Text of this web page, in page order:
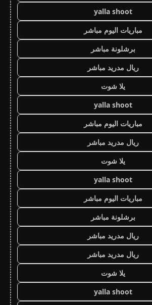
yalla shoot
مباريات اليوم مباشر
برشلونة مباشر
ريال مدريد مباشر
يلا شوت
yalla shoot
مباريات اليوم مباشر
ريال مدريد مباشر
يلا شوت
yalla shoot
مباريات اليوم مباشر
برشلونة مباشر
ريال مدريد مباشر
ريال مدريد مباشر
يلا شوت
yalla shoot